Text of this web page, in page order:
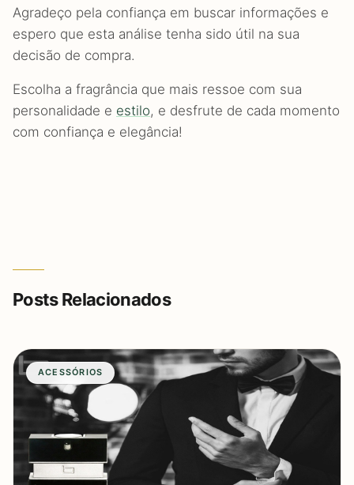
Agradeço pela confiança em buscar informações e
espero que esta análise tenha sido útil na sua
decisão de compra.
Escolha a fragrância que mais ressoe com sua
personalidade e estilo, e desfrute de cada momento
com confiança e elegância!
Posts Relacionados
ACESSÓRIOS